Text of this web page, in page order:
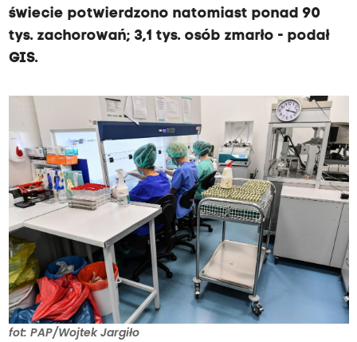
świecie potwierdzono natomiast ponad 90
tys. zachorowań; 3,1 tys. osób zmarło - podał
GIS.
fot: PAP/Wojtek Jargiło